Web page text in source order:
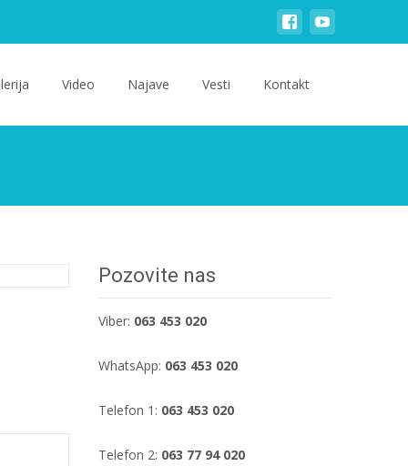
Video Najave Vesti Kontakt
Pozovite nas
Viber: 063 453 020
WhatsApp: 063 453 020
Telefon 1: 063 453 020
Telefon 2: 063 77 94 020